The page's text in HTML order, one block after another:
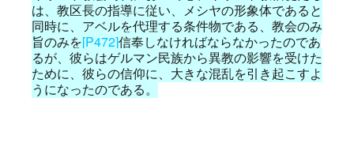
は、教区長の指導に従い、メシヤの形象体であると
同時に、アベルを代理する条件物である、教会のみ
旨のみを[P472]信奉しなければならなかったのであ
るが、彼らはゲルマン民族から異教の影響を受けた
ために、彼らの信仰に、大きな混乱を引き起こすよ
うになったのである。